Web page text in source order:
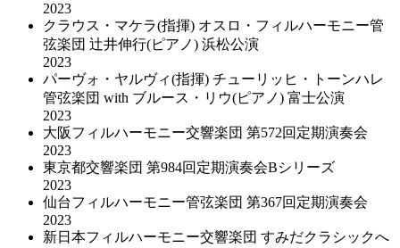
2023
クラウス・マケラ(指揮) オスロ・フィルハーモニー管
弦楽団 辻井伸行(ピアノ) 浜松公演
2023
パーヴォ・ヤルヴィ(指揮) チューリッヒ・トーンハレ
管弦楽団 with ブルース・リウ(ピアノ) 富士公演
2023
大阪フィルハーモニー交響楽団 第572回定期演奏会
2023
東京都交響楽団 第984回定期演奏会Bシリーズ
2023
仙台フィルハーモニー管弦楽団 第367回定期演奏会
2023
新日本フィルハーモニー交響楽団 すみだクラシックへ